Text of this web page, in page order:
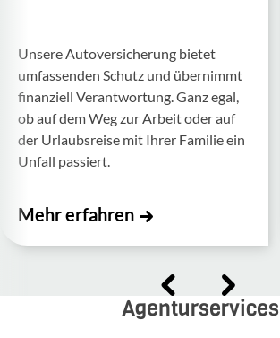
Unsere Auto­ver­si­che­rung bietet
umfas­senden Schutz und über­nimmt
finan­ziell Verant­wor­tung. Ganz egal,
ob auf dem Weg zur Arbeit oder auf
der Urlaubs­reise mit Ihrer Familie ein
Unfall passiert.
Mehr erfahren
Agenturservices